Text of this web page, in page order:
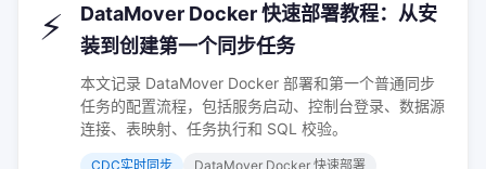
⚡
DataMover Docker 快速部署教程：从安
装到创建第一个同步任务
本文记录 DataMover Docker 部署和第一个普通同步
任务的配置流程，包括服务启动、控制台登录、数据源
连接、表映射、任务执行和 SQL 校验。
CDC实时同步
DataMover Docker 快速部署